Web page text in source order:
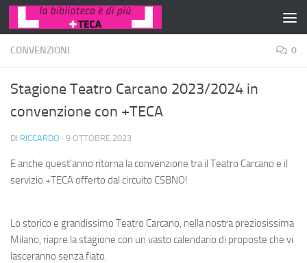
Salta al contenuto
CONVENZIONI 0
Stagione Teatro Carcano 2023/2024 in
convenzione con +TECA
DI RICCARDO · 9 OTTOBRE 2023
E anche quest’anno ritorna la convenzione tra il Teatro Carcano e il
servizio +TECA offerto dal circuito CSBNO!
Lo storico e grandissimo Teatro Carcano, nella nostra preziosissima
Milano, riapre la stagione con un vasto calendario di proposte che vi
lasceranno senza fiato.